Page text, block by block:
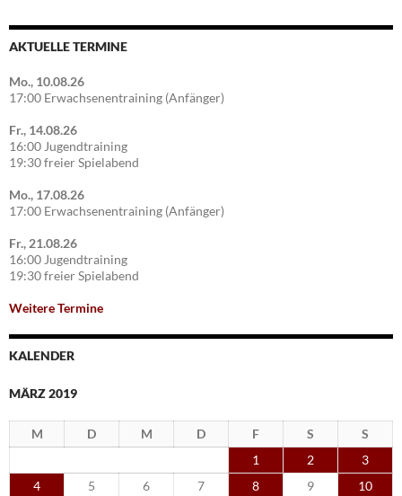
AKTUELLE TERMINE
Mo., 10.08.26
17:00 Erwachsenentraining (Anfänger)
Fr., 14.08.26
16:00 Jugendtraining
19:30 freier Spielabend
Mo., 17.08.26
17:00 Erwachsenentraining (Anfänger)
Fr., 21.08.26
16:00 Jugendtraining
19:30 freier Spielabend
Weitere Termine
KALENDER
MÄRZ 2019
M D M D F S
S
1
2
3
4
5 6 7 8 9
10